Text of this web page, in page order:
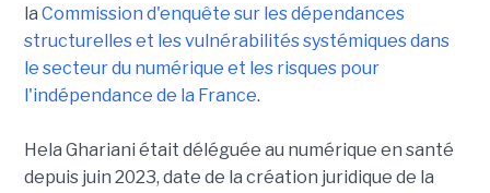
la Commission d'enquête sur les dépendances
structurelles et les vulnérabilités systémiques dans
le secteur du numérique et les risques pour
l'indépendance de la France.
Hela Ghariani était déléguée au numérique en santé
depuis juin 2023, date de la création juridique de la